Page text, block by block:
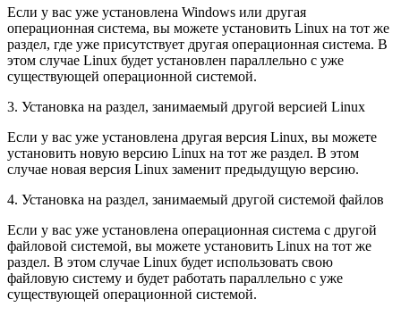
Если у вас уже установлена Windows или другая
операционная система, вы можете установить Linux на тот же
раздел, где уже присутствует другая операционная система. В
этом случае Linux будет установлен параллельно с уже
существующей операционной системой.
3. Установка на раздел, занимаемый другой версией Linux
Если у вас уже установлена другая версия Linux, вы можете
установить новую версию Linux на тот же раздел. В этом
случае новая версия Linux заменит предыдущую версию.
4. Установка на раздел, занимаемый другой системой файлов
Если у вас уже установлена операционная система с другой
файловой системой, вы можете установить Linux на тот же
раздел. В этом случае Linux будет использовать свою
файловую систему и будет работать параллельно с уже
существующей операционной системой.